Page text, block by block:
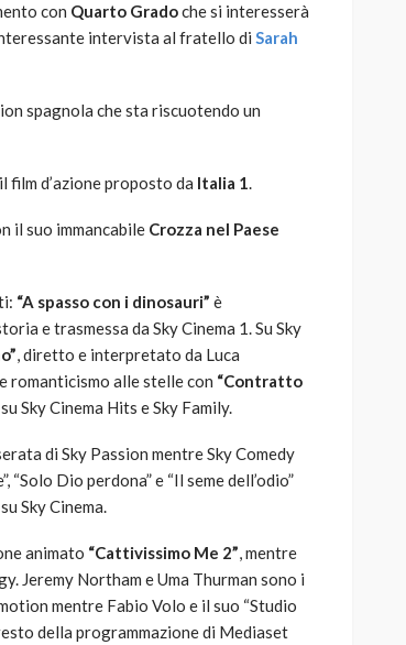
con Quarto Gradoche si interesserà
intervista al fratello di Sarah
spagnola che sta riscuotendo un
il film d’azione proposto da Italia 1.
il suo immancabile Crozza nel Paese
“A spasso con i dinosauri” è
e trasmessa da Sky Cinema 1. Su Sky
, diretto e interpretato da Luca
e romanticismo alle stelle con “Contratto
Sky Cinema Hits e Sky Family.
di Sky Passion mentre Sky Comedy
“Solo Dio perdona” e “Il seme dell’odio”
Sky Cinema.
animato “Cattivissimo Me 2”, mentre
Jeremy Northam e Uma Thurman sono i
mentre Fabio Volo e il suo “Studio
della programmazione di Mediaset
abbracciano la stessa causa